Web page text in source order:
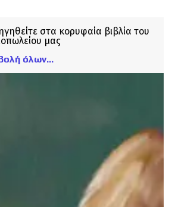
στα κορυφαία βιβλία του
μας
όλων